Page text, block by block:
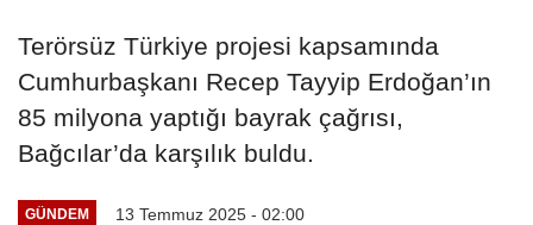
Terörsüz Türkiye projesi kapsamında
Cumhurbaşkanı Recep Tayyip Erdoğan’ın
85 milyona yaptığı bayrak çağrısı,
Bağcılar’da karşılık buldu.
GÜNDEM 13 Temmuz 2025 - 02:00